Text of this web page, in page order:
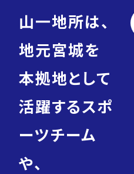
山一地所は、
地元宮城を
本拠地として
活躍するスポ
ーツチーム
や、